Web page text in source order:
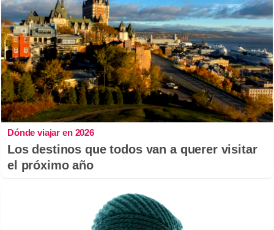
Dónde viajar en 2026
Los destinos que todos van a querer visitar
el próximo año